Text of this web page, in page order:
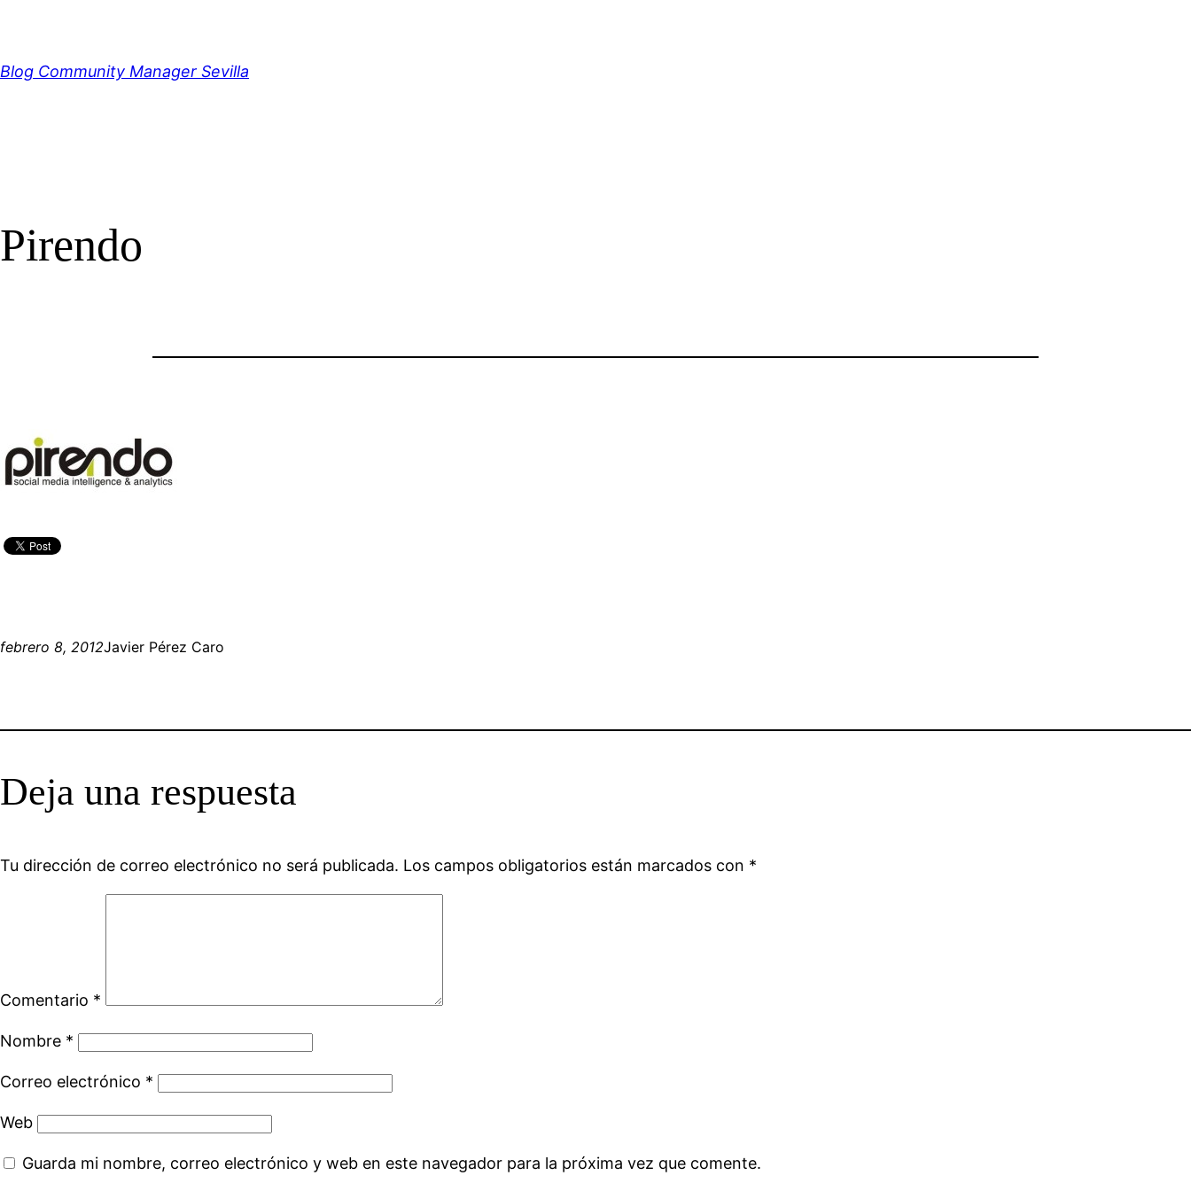
contenido
Blog Community Manager Sevilla
Pirendo
febrero 8, 2012Javier Pérez Caro
Deja una respuesta
Tu dirección de correo electrónico no será publicada. Los campos obligatorios están marcados con *
Comentario *
Nombre *
Correo electrónico *
Web
Guarda mi nombre, correo electrónico y web en este navegador para la próxima vez que comente.